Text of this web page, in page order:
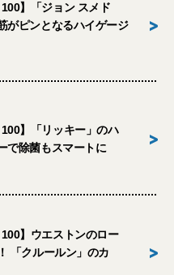
100】「ジョン スメド
がピンとなるハイゲージ
>
100】「リッキー」のハ
で除菌もスマートに
>
100】ウエストンのロー
「クルールン」のカ
>